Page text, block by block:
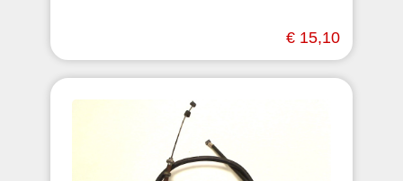
€ 15,10